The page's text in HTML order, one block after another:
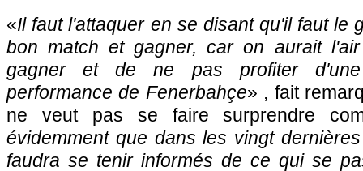
«Il faut l'attaquer en se disant qu'il faut le
bon match et gagner, car on aurait
gagner et de ne pas profiter d'une
performance de Fenerbahçe» , fait
ne veut pas se faire surprendre
évidemment que dans les vingt
faudra se tenir informés de ce qui se